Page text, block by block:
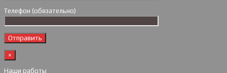
Телефон (обязательно)
×
Наши работы